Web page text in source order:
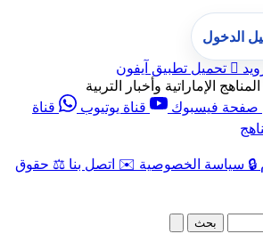
 تحميل تطبيق آيفون
الإماراتية وأخبار التربية
صفحة فيسبوك قناة يوتيوب
قناة
🔒 سياسة الخصوصية ✉️ اتصل بنا ⚖️ حقوق
الدخول
بحث